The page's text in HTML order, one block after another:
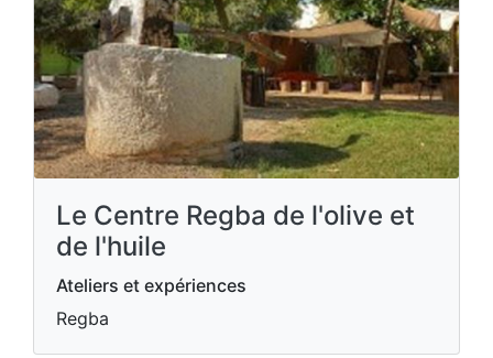
Le Centre Regba de l'olive et
de l'huile
Ateliers et expériences
Regba